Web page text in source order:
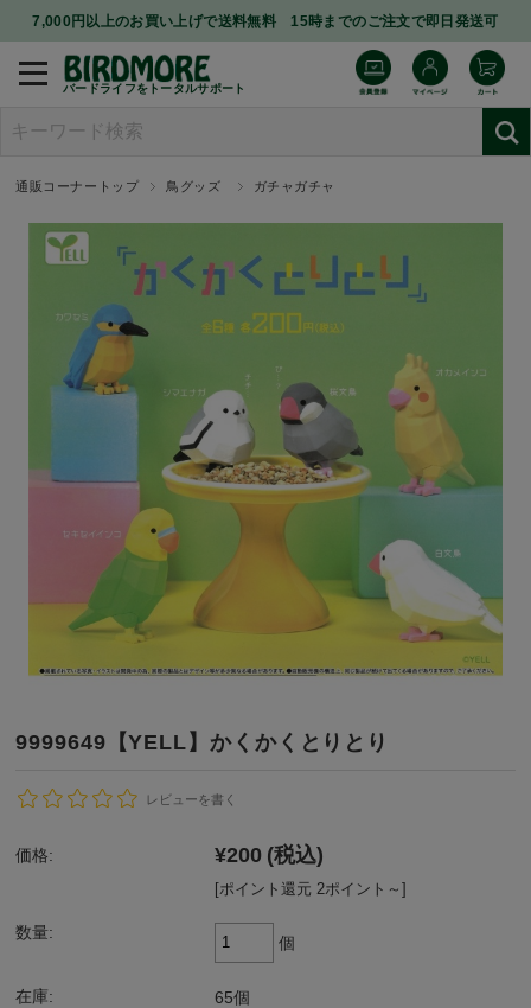
7,000円以上のお買い上げで送料無料 15時までのご注文で即日発送可
バードライフをトータルサポート
通販コーナートップ 鳥グッズ ガチャガチャ
9999649【YELL】かくかくとりとり
レビューを書く
価格: ¥200 (税込)
[ポイント還元 2ポイント～]
数量:
個
在庫: 65個